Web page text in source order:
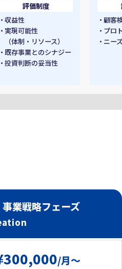
評価制度
収益性
実現可能性
（体制・リソース）
既存事業とのシナジー
投資判断の妥当性
顧客
プロ
ニー
業戦略フェーズ
/月～